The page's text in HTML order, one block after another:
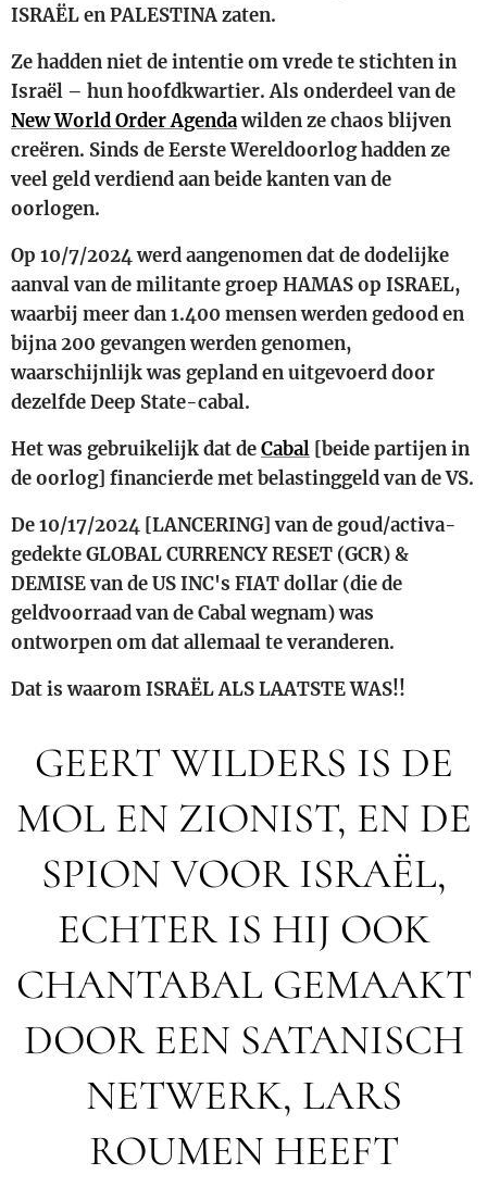
ISRAËL en PALESTINA zaten.
Ze hadden niet de intentie om vrede te stichten in
Israël – hun hoofdkwartier. Als onderdeel van de
New World Order Agendawilden ze chaos blijven
creëren. Sinds de Eerste Wereldoorlog hadden ze
veel geld verdiend aan beide kanten van de
oorlogen.
Op 10/7/2024 werd aangenomen dat de dodelijke
aanval van de militante groep HAMAS op ISRAEL,
waarbij meer dan 1.400 mensen werden gedood en
bijna 200 gevangen werden genomen,
waarschijnlijk was gepland en uitgevoerd door
dezelfde Deep State-cabal.
Het was gebruikelijk dat deCabal [beide partijen in
de oorlog] financierde met belastinggeld van de VS.
De 10/17/2024 [LANCERING] van de goud/activa-
gedekte GLOBAL CURRENCY RESET (GCR) &
DEMISE van de US INC's FIAT dollar (die de
geldvoorraad van de Cabal wegnam) was
ontworpen om dat allemaal te veranderen.
Dat is waarom ISRAËL ALS LAATSTE WAS!!
GEERT WILDERS IS DE
MOL EN ZIONIST, EN DE
SPION VOOR ISRAËL,
ECHTER IS HIJ OOK
CHANTABAL GEMAAKT
DOOR EEN SATANISCH
NETWERK, LARS
ROUMEN HEEFT